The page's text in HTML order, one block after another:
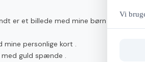
er et billede med mine børn på, der
mine personlige kort .
med guld spænde .
Vi